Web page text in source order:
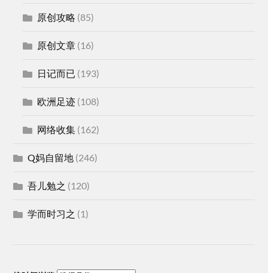
原创攻略 (85)
原创文章 (16)
日记而已 (193)
欧洲足迹 (108)
网络收集 (162)
Q妈自留地 (246)
吾儿勉之 (120)
学而时习之 (1)